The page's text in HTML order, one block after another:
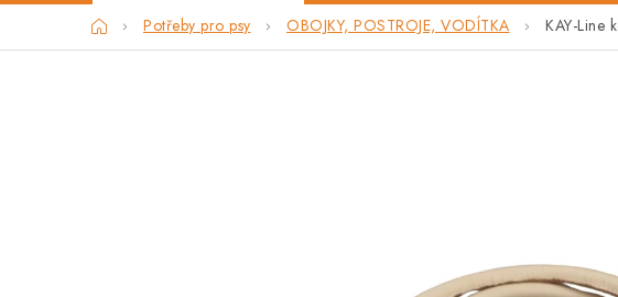
DomůPotřeby pro psy OBOJKY, POSTROJE, VODÍTKA KAY-Line